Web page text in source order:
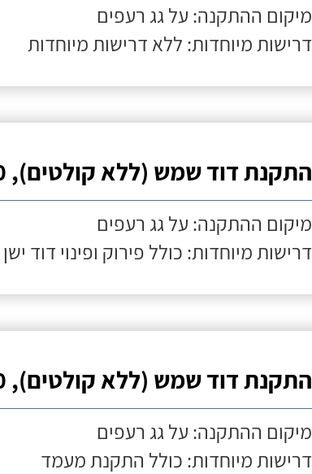
מיקום ההתקנה: על גג רעפים
דרישות מיוחדות: ללא דרישות מיוחדות
התקנת דוד שמש (ללא קולטים), 150 ליטר
מיקום ההתקנה: על גג רעפים
דרישות מיוחדות: כולל פירוק ופינוי דוד ישן
התקנת דוד שמש (ללא קולטים), 150 ליטר
מיקום ההתקנה: על גג רעפים
דרישות מיוחדות: כולל התקנת מעמד